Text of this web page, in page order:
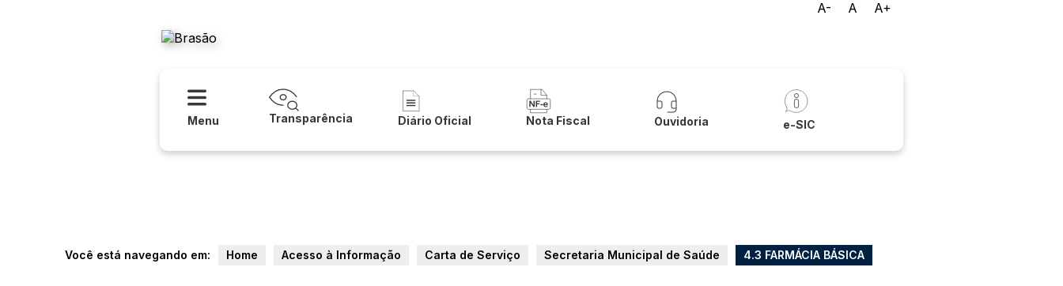
A- A
A+
Menu Transparência Diário Oficial Nota Fiscal Ouvidoria e-SIC
Você está navegando em: Home Acesso à Informação Carta de Serviço Secretaria Municipal de Saúde 4.3 FARMÁCIA BÁSICA